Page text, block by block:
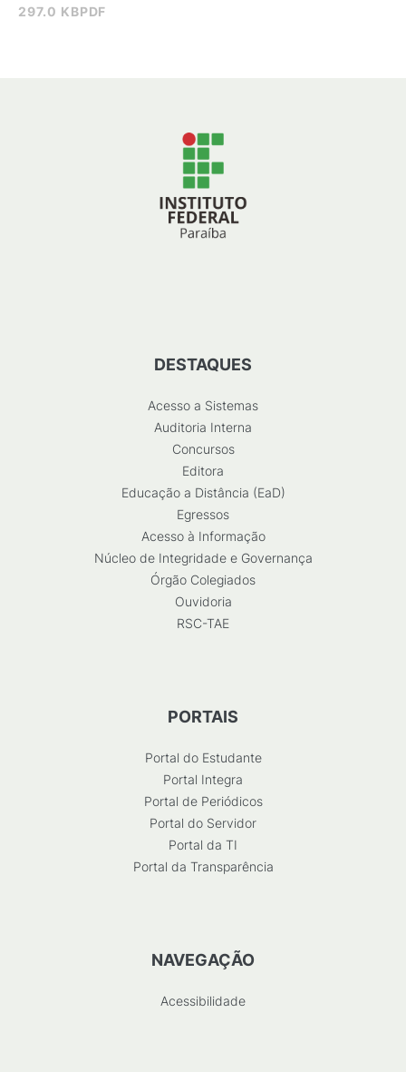
297.0 KBPDF
DESTAQUES
Acesso a Sistemas
Auditoria Interna
Concursos
Editora
Educação a Distância (EaD)
Egressos
Acesso à Informação
Núcleo de Integridade e Governança
Órgão Colegiados
Ouvidoria
RSC-TAE
PORTAIS
Portal do Estudante
Portal Integra
Portal de Periódicos
Portal do Servidor
Portal da TI
Portal da Transparência
NAVEGAÇÃO
Acessibilidade